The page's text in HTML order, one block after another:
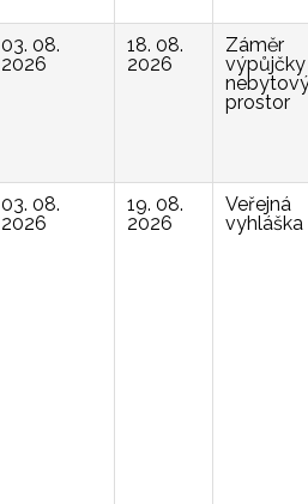
03. 08.
2026
18. 08.
2026
Záměr
výpůjčky
prostor
03. 08.
2026
19. 08.
2026
Veřejná
vyhláška